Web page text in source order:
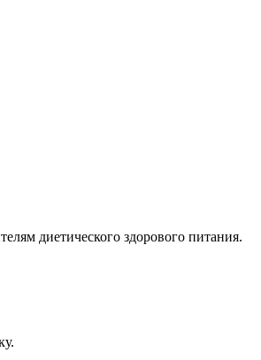
диетического здорового питания.